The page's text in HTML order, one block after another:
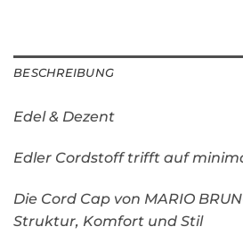
BESCHREIBUNG
Edel & Dezent
Edler Cordstoff trifft auf
Die Cord Cap von MARIO
Struktur, Komfort und Stil